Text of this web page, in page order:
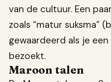
van de cultuur. Een
zoals “matur suksma”
gewaardeerd als je
bezoekt.
Maroon talen